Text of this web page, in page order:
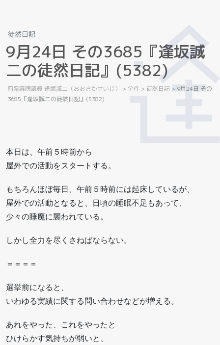
徒然日記
9月24日 その3685 『逢坂誠
二の徒然日記』 (5382)
前衆議院議員 逢坂誠二（おおさかせいじ） > 全件 > 徒然日記 > 9月24日 その
3685『逢坂誠二の徒然日記』(5382)
本日は、午前５時前から
屋外での活動をスタートする。
もちろんほぼ毎日、午前５時前には起床しているが、
屋外での活動となると、日頃の睡眠不足もあって、
少々の睡魔に襲われている。
しかし全力を尽くさねばならない。
＝＝＝＝
選挙前になると、
いわゆる実績に関する問い合わせなどが増える。
あれをやった、これをやったと
ひけらかす気持ちが弱いと、